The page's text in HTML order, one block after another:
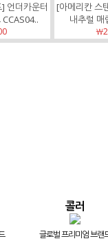
언더카운터
[아메리칸 스
내추럴 매
￦
콜러
글로벌 프리미엄 브랜